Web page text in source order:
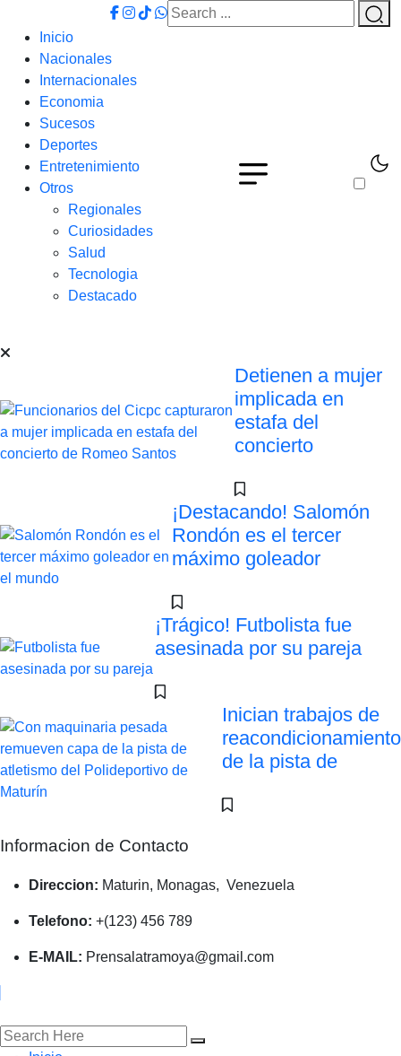
Inicio
Nacionales
Internacionales
Economia
Sucesos
Deportes
Entretenimiento
Otros
Regionales
Curiosidades
Salud
Tecnologia
Destacado
Detienen a mujer
implicada en
estafa del
concierto
¡Destacando! Salomón
Rondón es el tercer
máximo goleador
¡Trágico! Futbolista fue
asesinada por su pareja
Inician trabajos de
reacondicionamiento
de la pista de
Informacion de Contacto
Direccion: Maturin, Monagas, Venezuela
Telefono: +(123) 456 789
E-MAIL: Prensalatramoya@gmail.com